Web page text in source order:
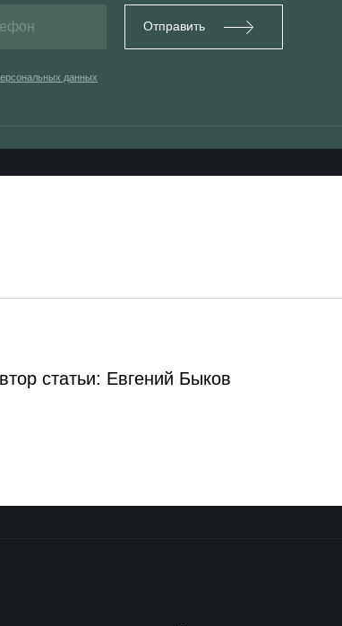
Отправить
данных
статьи: Евгений Быков